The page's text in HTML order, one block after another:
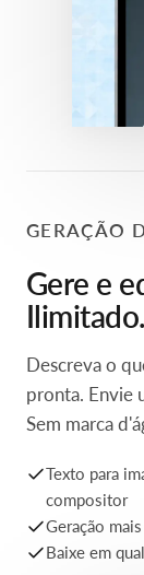
GERAÇÃO
Gere e
Descreva o
pronta.
Sem marca
Texto para
compositor